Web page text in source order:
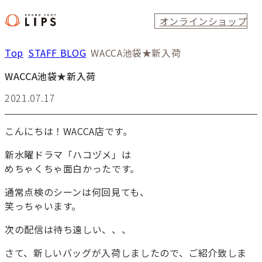
オンラインショップ
Top STAFF BLOG WACCA池袋★新入荷
WACCA池袋★新入荷
2021.07.17
こんにちは！WACCA店です。
新水曜ドラマ「ハコヅメ」は
めちゃくちゃ面白かったです。
通常点検のシーンは何回見ても、
笑っちゃいます。
次の配信は待ち遠しい、、、
さて、新しいバッグが入荷しましたので、ご紹介致しま